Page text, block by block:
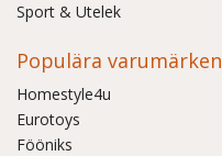
Sport & Utelek
Populära varumärken
Homestyle4u
Eurotoys
Fööniks